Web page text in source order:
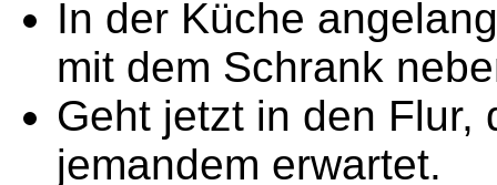
In der Küche
mit dem Schrank
Geht jetzt in den Flur,
jemandem erwartet.